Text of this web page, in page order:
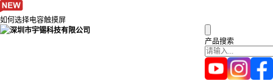
如何选择电容触摸屏
产品搜索